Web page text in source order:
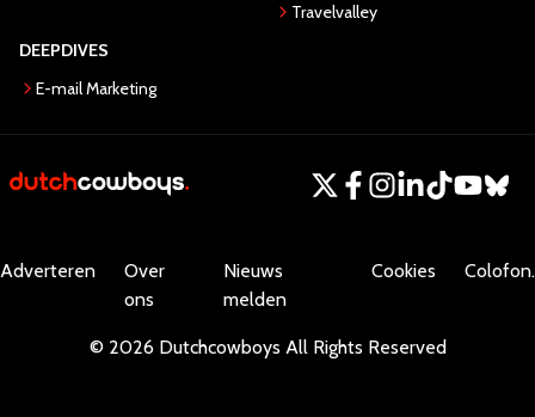
Travelvalley
DEEPDIVES
E-mail Marketing
Adverteren
Over
ons
Nieuws
melden
Cookies Colofon.
© 2026 Dutchcowboys All Rights Reserved